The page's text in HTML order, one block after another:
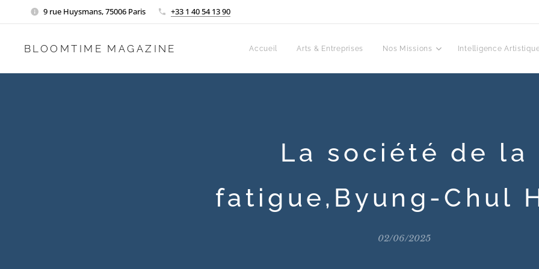
9 rue Huysmans, 75006 Paris +33 1 40 54 13 90
BLOOMTIME MAGAZINE Accueil Arts & Entreprises Nos Missions Intelligence
La société de la
fatigue,Byung-Chul
02/06/2025